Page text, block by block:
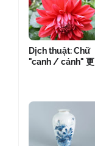
Dịch thuật: Chữ
"canh / cánh" 更